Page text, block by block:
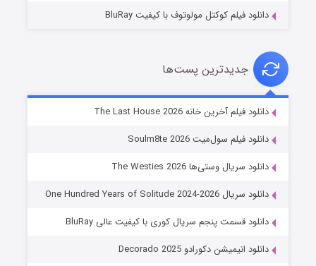
خاندان اژدها فصل ۳
دانلود فیلم کوکتل مولوتوف با کیفیت BluRay
جدیدترین پست‌ها
دانلود فیلم آخرین خانه The Last House 2026
دانلود فیلم سول‌میت Soulm8te 2026
دانلود سریال وستی‌ها The Westies 2026
دانلود سریال One Hundred Years of Solitude 2024-2026
دانلود قسمت پنجم سریال کوری با کیفیت عالی BluRay
دانلود انیمیشن دکورادو Decorado 2025